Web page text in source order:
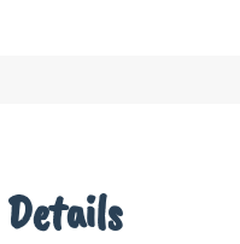
Details